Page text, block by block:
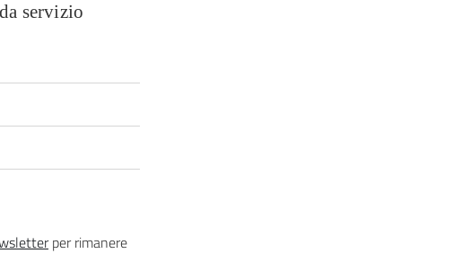
servizio
per rimanere